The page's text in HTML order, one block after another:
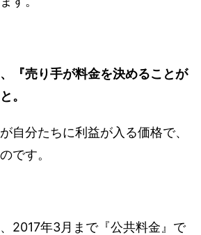
、『売り手が料金を決めることが
。
自分たちに利益が入る価格で、
です。
2017年3月まで『公共料金』で